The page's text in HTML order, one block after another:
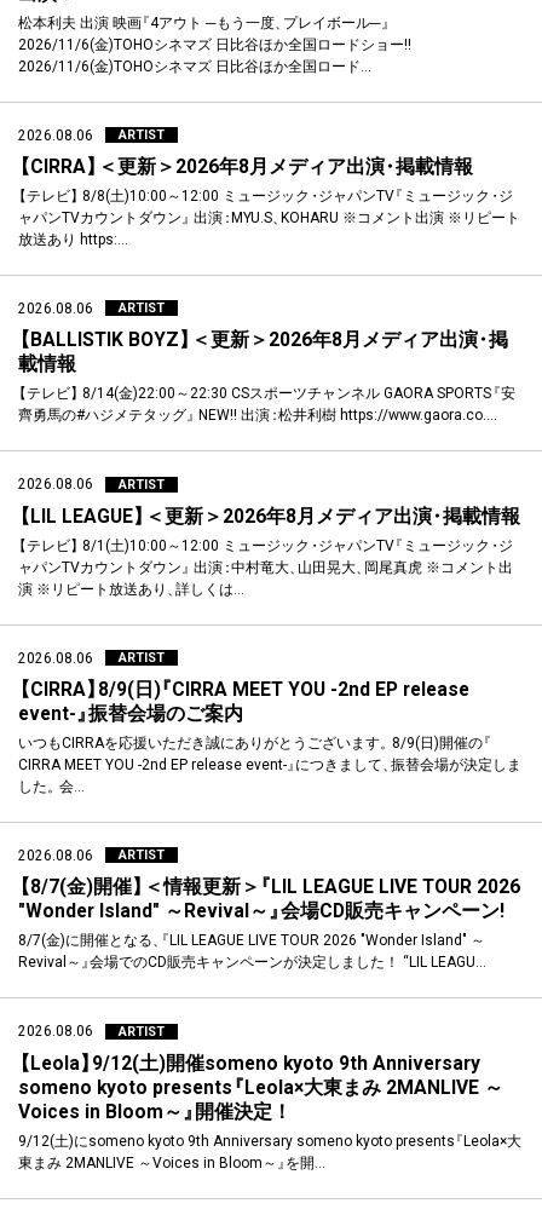
松本利夫 出演 映画『4アウト ─もう一度 、プレイボール─ 』
2026/11/6(金)TOHOシネマズ 日比谷ほか全国ロードショー!!
2026/11/6(金)TOHOシネマズ 日比谷ほか全国ロード…
2026.08.06 ARTIST
【CIRRA】＜更新＞2026年8月メディア出演・掲載情報
【テレビ】8/8(土)10:00～12:00 ミュージック・ジャパンTV『 ミュージック・ジ
ャパンTVカウントダウン』出演：MYU.S、KOHARU ※コメント出演 ※リピート
放送あり https:…
2026.08.06 ARTIST
【 BALLISTIK BOYZ 】＜更新＞2026年8月メディア出演・掲
載情報
【テレビ】8/14(金)22:00～22:30 CSスポーツチャンネル GAORA SPORTS『安
齊勇馬の#ハジメテタッグ』 NEW!! 出演：松井利樹 https://www.gaora.co.…
2026.08.06 ARTIST
【 LIL LEAGUE】＜更新＞2026年8月メディア出演・掲載情報
【テレビ】8/1(土)10:00～12:00 ミュージック・ジャパンTV『 ミュージック・ジ
ャパンTVカウントダウン 』出演：中村竜大、山田晃大 、岡尾真虎 ※コメント出
演 ※リピート放送あり
、
詳しくは…
2026.08.06 ARTIST
【CIRRA】8/9(日)『CIRRA MEET YOU -2nd EP release
event-』振替会場のご案内
いつもCIRRAを応援いただき誠にありがとうございます。8/9(日)開催の『
CIRRA MEET YOU -2nd EP release event-』につきまして、振替会場が決定しま
した。会…
2026.08.06 ARTIST
【8/7(金)開催】＜情報更新＞『 LIL LEAGUE LIVE TOUR 2026
"Wonder Island" ～Revival～』会場CD販売キャンペーン!
8/7(金)に開催となる、
『 LIL LEAGUE LIVE TOUR 2026 "Wonder Island" ～
Revival～ 』会場でのCD販売キャンペーンが決定しました！ “LIL LEAGU…
2026.08.06 ARTIST
【 Leola】9/12(土)開催someno kyoto 9th Anniversary
someno kyoto presents『 Leola×大東まみ 2MANLIVE ～
Voices in Bloom～』開催決定！
9/12(土)にsomeno kyoto 9th Anniversary someno kyoto presents『Leola×大
東まみ 2MANLIVE ～Voices in Bloom～ 』を開…